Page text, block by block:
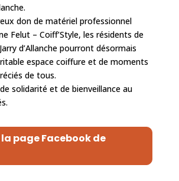
don de matériel professionnel
Felut – Coiff’Style, les résidents de
d’Allanche pourront désormais
espace coiffure et de moments
de tous.
solidarité et de bienveillance au
la page Facebook de